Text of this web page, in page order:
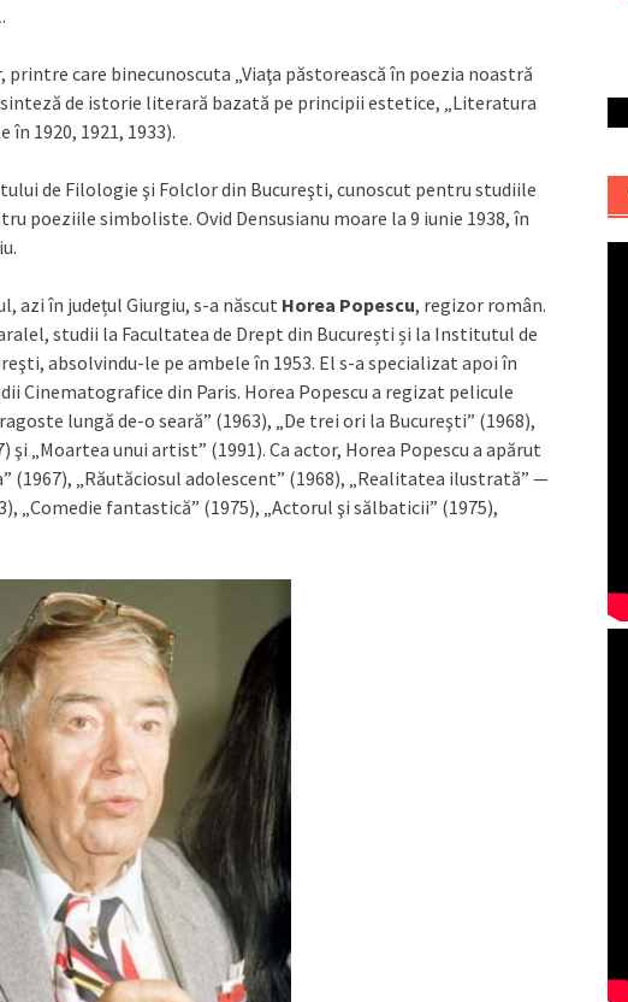
care binecunoscuta „Viaţa păstorească în poezia noastră
de istorie literară bazată pe principii estetice, „Literatura
1920, 1921, 1933).
de Filologie şi Folclor din Bucureşti, cunoscut pentru studiile
poeziile simboliste. Ovid Densusianu moare la 9 iunie 1938, în
azi în județul Giurgiu, s-a născut Horea Popescu, regizor român.
studii la Facultatea de Drept din București și la Institutul de
absolvindu-le pe ambele în 1953. El s-a specializat apoi în
Cinematografice din Paris. Horea Popescu a regizat pelicule
lungă de-o seară” (1963), „De trei ori la Bucureşti” (1968),
şi „Moartea unui artist” (1991). Ca actor, Horea Popescu a apărut
„Răutăciosul adolescent” (1968), „Realitatea ilustrată” —
„Comedie fantastică” (1975), „Actorul şi sălbaticii” (1975),